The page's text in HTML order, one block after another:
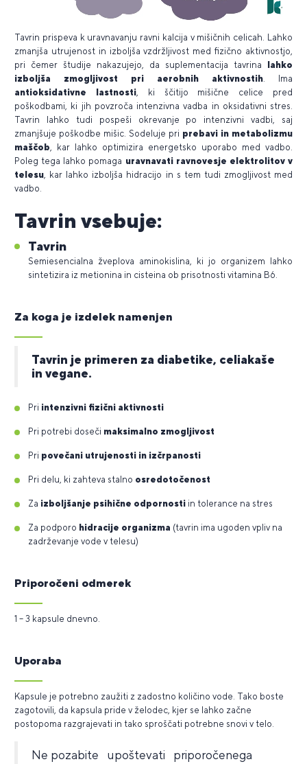
Tavrin prispeva k uravnavanju ravni kalcija v mišičnih celicah. Lahko
zmanjša utrujenost in izboljša vzdržljivost med fizično aktivnostjo,
pri čemer študije nakazujejo, da suplementacija tavrina lahko
izboljša zmogljivost pri aerobnih aktivnostih . Ima
antioksidativne lastnosti, ki ščitijo mišične celice pred
poškodbami, ki jih povzroča intenzivna vadba in oksidativni stres.
Tavrin lahko tudi pospeši okrevanje po intenzivni vadbi, saj
zmanjšuje poškodbe mišic. Sodeluje pri prebavi in metabolizmu
maščob , kar lahko optimizira energetsko uporabo med vadbo.
Poleg tega lahko pomaga uravnavati ravnovesje elektrolitov v
telesu , kar lahko izboljša hidracijo in s tem tudi zmogljivost med
vadbo.
Tavrin vsebuje:
Tavrin
Semiesencialna žveplova aminokislina, ki jo organizem lahko
sintetizira iz metionina in cisteina ob prisotnosti vitamina B6.
Za koga je izdelek namenjen
Tavrin je primeren za diabetike, celiakaše
in vegane.
Pri intenzivni fizični aktivnosti
Pri potrebi doseči maksimalno zmogljivost
Pri povečani utrujenosti in izčrpanosti
Pri delu, ki zahteva stalno osredotočenost
Za izboljšanje psihične odpornosti in tolerance na stres
Za podporo hidracije organizma (tavrin ima ugoden vpliv na
zadrževanje vode v telesu)
Priporočeni odmerek
1 – 3 kapsule dnevno.
Uporaba
Kapsule je potrebno zaužiti z zadostno količino vode. Tako boste
zagotovili, da kapsula pride v želodec, kjer se lahko začne
postopoma razgrajevati in tako sproščati potrebne snovi v telo.
Ne pozabite upoštevati priporočenega